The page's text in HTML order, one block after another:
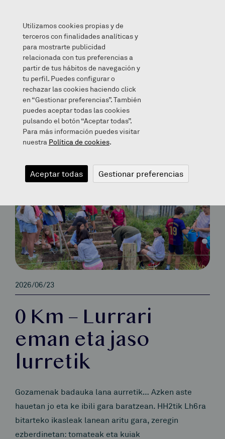
Archives for December 21, 2022
Bloga
2026/06/23
0 Km – Lurrari
eman eta jaso
lurretik
Gozamenak badauka lana aurretik… Azken aste
hauetan jo eta ke ibili gara baratzean. HH2tik Lh6ra
bitarteko ikasleak lanean aritu gara, zeregin
ezberdinetan: tomateak eta kuiak
Utilizamos cookies propias y de
terceros con finalidades analíticas y
para mostrarte publicidad
relacionada con tus preferencias a
partir de tus hábitos de navegación y
tu perfil. Puedes configurar o
rechazar las cookies haciendo click
en “Gestionar preferencias”. También
puedes aceptar todas las cookies
pulsando el botón “Aceptar todas”.
Para más información puedes visitar
nuestra Política de cookies.
Aceptar todas Gestionar preferencias